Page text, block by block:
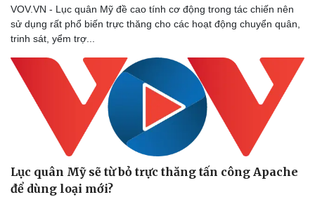
VOV.VN - Lục quân Mỹ đề cao tính cơ động trong tác chiến nên
sử dụng rất phổ biến trực thăng cho các hoạt động chuyển quân,
trinh sát, yểm trợ...
Lục quân Mỹ sẽ từ bỏ trực thăng tấn công Apache
để dùng loại mới?